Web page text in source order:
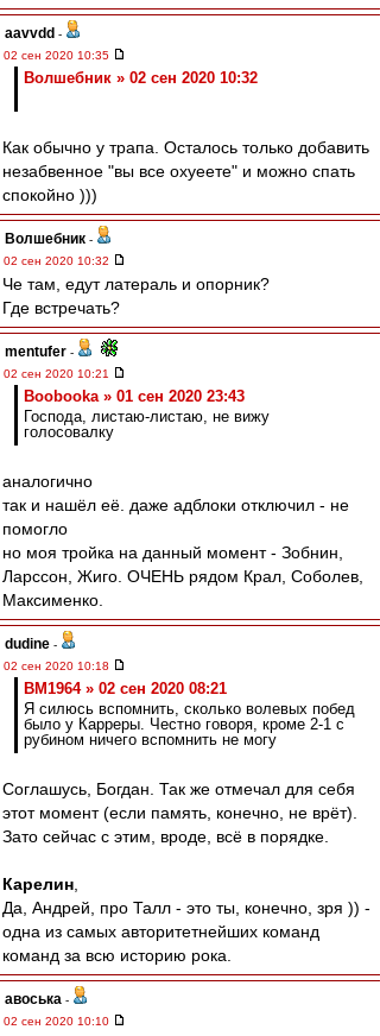
aavvdd -
02 сен 2020 10:35
Волшебник » 02 сен 2020 10:32
Как обычно у трапа. Осталось только добавить
незабвенное "вы все охуеете" и можно спать
спокойно )))
Волшебник -
02 сен 2020 10:32
Че там, едут латераль и опорник?
Где встречать?
mentufer -
02 сен 2020 10:21
Boobooka » 01 сен 2020 23:43
Господа, листаю-листаю, не вижу
голосовалку
аналогично
так и нашёл её. даже адблоки отключил - не
помогло
но моя тройка на данный момент - Зобнин,
Ларссон, Жиго. ОЧЕНЬ рядом Крал, Соболев,
Максименко.
dudine -
02 сен 2020 10:18
BM1964 » 02 сен 2020 08:21
Я силюсь вспомнить, сколько волевых побед
было у Карреры. Честно говоря, кроме 2-1 с
рубином ничего вспомнить не могу
Соглашусь, Богдан. Так же отмечал для себя
этот момент (если память, конечно, не врёт).
Зато сейчас с этим, вроде, всё в порядке.
Карелин
Да, Андрей, про Талл - это ты, конечно, зря )) -
одна из самых авторитетнейших команд
команд за всю историю рока.
авоська -
02 сен 2020 10:10